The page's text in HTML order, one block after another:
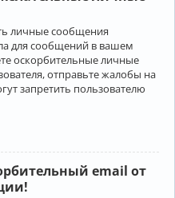
личные сообщения
для сообщений в вашем
оскорбительные личные
отправьте жалобы на
запретить пользователю
email от